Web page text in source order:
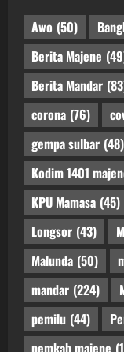
Awo (50)
Berita Majene
Berita Mandar
corona (76)
gempa sulbar (48)
Kodim 1401
KPU Mamasa (45)
Longsor (43)
Malunda (50)
mandar (224)
pemilu (44)